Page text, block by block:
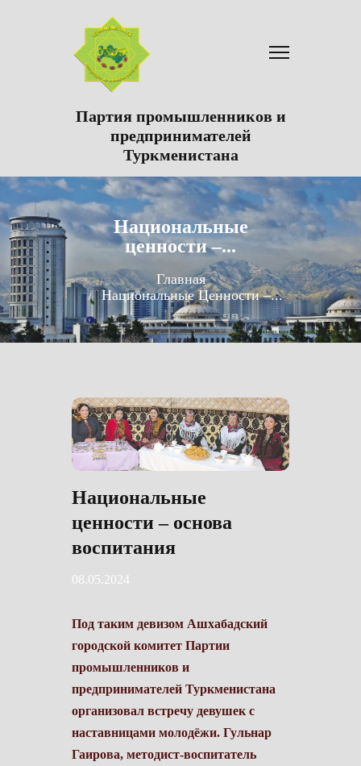
Партия промышленников и
предпринимателей
Туркменистана
Национальные
ценности –...
Главная
Национальные Ценности –...
Национальные
ценности – основа
воспитания
08.05.2024
Под таким девизом Ашхабадский
городской комитет Партии
промышленников и
предпринимателей Туркменистана
организовал встречу девушек с
наставницами молодёжи. Гульнар
Гаирова, методист-воспитатель